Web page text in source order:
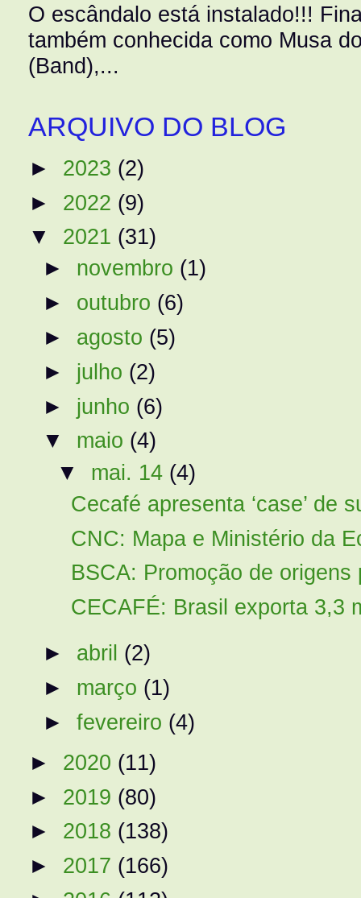
O escândalo está instalado!!!
também conhecida como Musa
(Band),...
ARQUIVO DO BLOG
► 2023 (2)
► 2022 (9)
▼ 2021 (31)
► novembro (1)
► outubro (6)
► agosto (5)
► julho (2)
► junho (6)
▼ maio (4)
▼ mai. 14 (4)
Cecafé apresenta ‘case’ de
CNC: Mapa e Ministério da
BSCA: Promoção de
CECAFÉ: Brasil exporta 3,3
► abril (2)
► março (1)
►fevereiro (4)
► 2020 (11)
► 2019 (80)
► 2018 (138)
► 2017 (166)